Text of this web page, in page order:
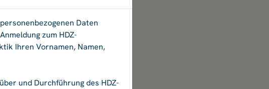
Daten
zum HDZ-
Ihren Vornamen, Namen,
und Durchführung des HDZ-